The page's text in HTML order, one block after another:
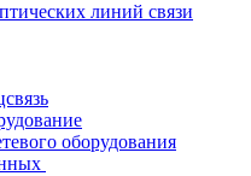
линий связи
оборудования